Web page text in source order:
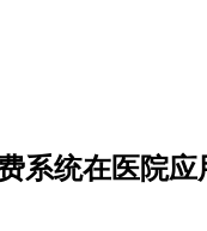
系统在医院应